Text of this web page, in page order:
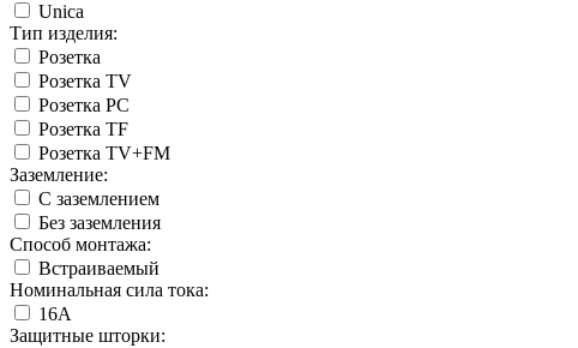
Unica
Тип изделия:
Розетка
Розетка TV
Розетка PC
Розетка TF
Розетка TV+FM
Заземление:
С заземлением
Без заземления
Способ монтажа:
Встраиваемый
Номинальная сила тока:
16А
Защитные шторки: